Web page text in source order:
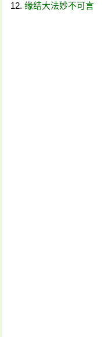
缘结大法妙不可言